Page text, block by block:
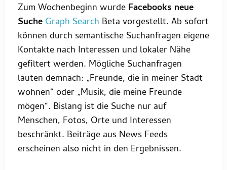
Zum Wochenbeginn wurde Facebooks neue
Suche Graph Search Beta vorgestellt. Ab sofort
können durch semantische Suchanfragen eigene
Kontakte nach Interessen und lokaler Nähe
gefiltert werden. Mögliche Suchanfragen
lauten demnach: „Freunde, die in meiner Stadt
wohnen“ oder „Musik, die meine Freunde
mögen“. Bislang ist die Suche nur auf
Menschen, Fotos, Orte und Interessen
beschränkt. Beiträge aus News Feeds
erscheinen also nicht in den Ergebnissen.